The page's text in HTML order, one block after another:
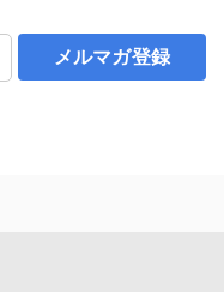
メルマガ登録